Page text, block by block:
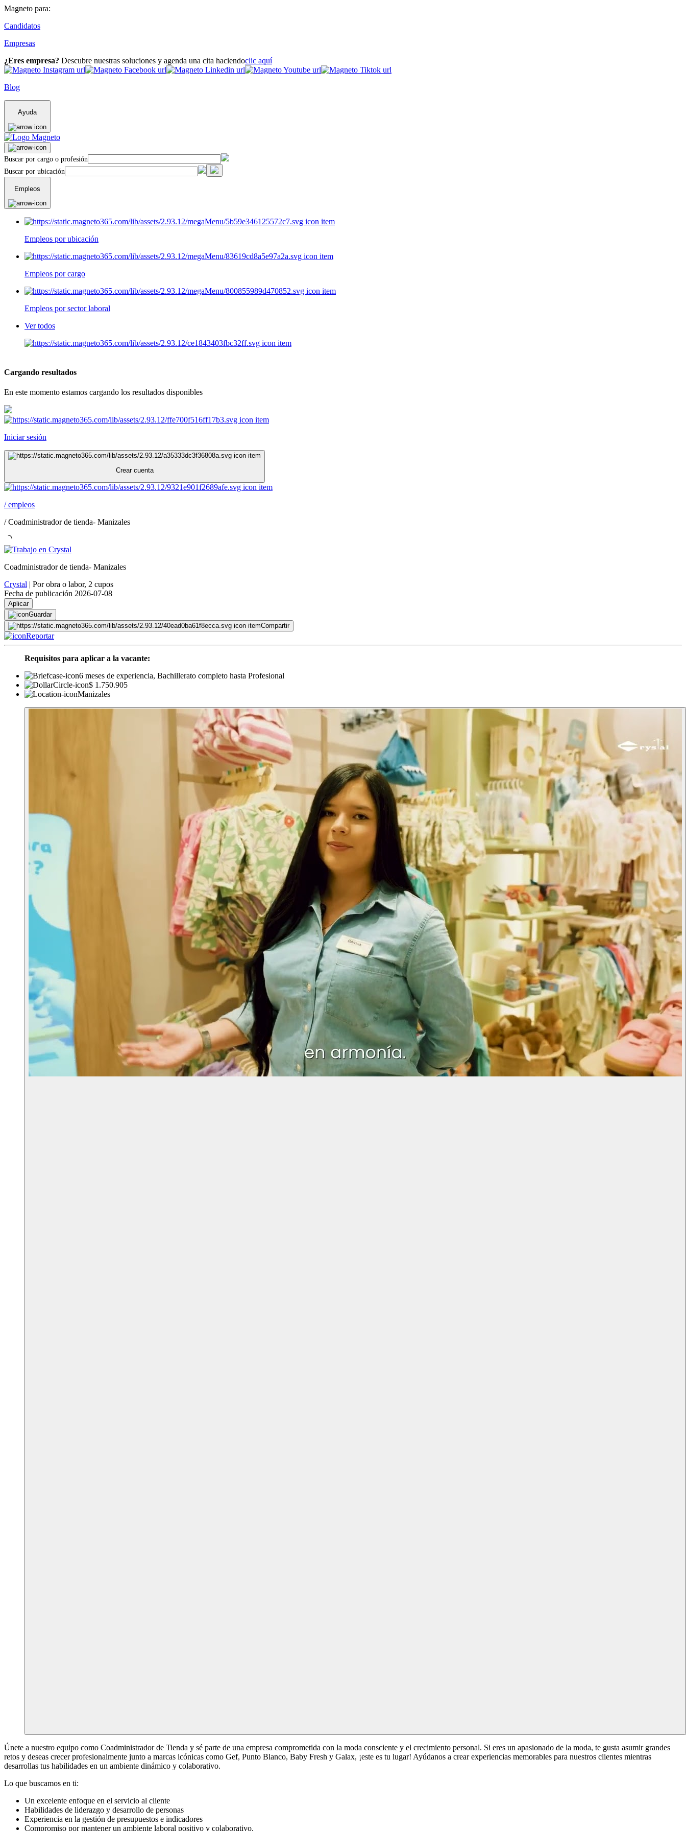
Magneto para:
Candidatos
Empresas
¿Eres empresa? Descubre nuestras soluciones y agenda una cita haciendoclic aquí
Blog
Ayuda
Buscar por cargo o profesión
Buscar por ubicación
Empleos
Empleos por ubicación
Empleos por cargo
Empleos por sector laboral
Ver todos
Cargando resultados
En este momento estamos cargando los resultados disponibles
Iniciar sesión
Crear cuenta
/empleos
/Coadministrador de tienda- Manizales
Coadministrador de tienda- Manizales
Crystal | Por obra o labor, 2 cupos
Fecha de publicación 2026-07-08
Aplicar
Guardar
Compartir
Reportar
Requisitos para aplicar a la vacante:
6 meses de experiencia, Bachillerato completo hasta Profesional
$ 1.750.905
Manizales
Únete a nuestro equipo como Coadministrador de Tienda y sé parte de una empresa comprometida con la moda consciente y el crecimiento personal. Si eres un apasionado de la moda, te gusta asumir grandes
retos y deseas crecer profesionalmente junto a marcas icónicas como Gef, Punto Blanco, Baby Fresh y Galax, ¡este es tu lugar! Ayúdanos a crear experiencias memorables para nuestros clientes mientras
desarrollas tus habilidades en un ambiente dinámico y colaborativo.
Lo que buscamos en ti:
Un excelente enfoque en el servicio al cliente
Habilidades de liderazgo y desarrollo de personas
Experiencia en la gestión de presupuestos e indicadores
Compromiso por mantener un ambiente laboral positivo y colaborativo.